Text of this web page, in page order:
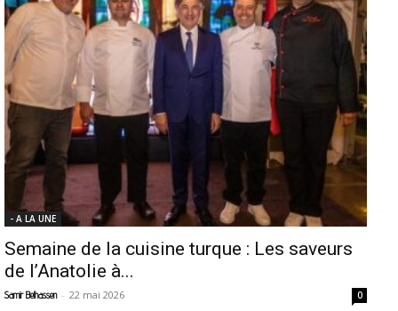
- A LA UNE
Semaine de la cuisine turque : Les saveurs
de l’Anatolie à...
Samir Belhassen - 22 mai 2026 0